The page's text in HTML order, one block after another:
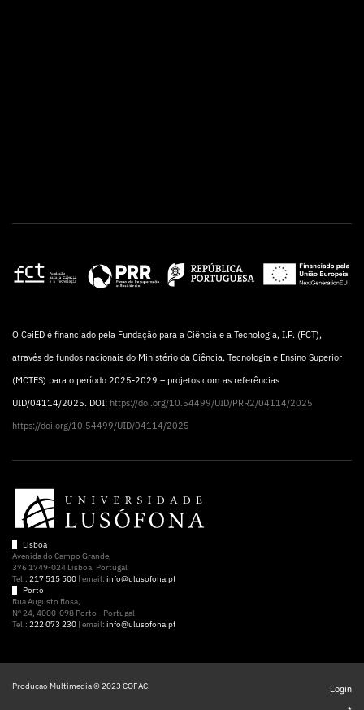
O CeiED é financiado pela Fundação para a Ciência e a Tecnologia, I.P. (FCT),
através de fundos nacionais do Ministério da Ciência, Tecnologia e Ensino Superior
(MCTES) para o período 2025-2029 – projetos com as referências
UID/04114/2025. DOI: https://doi.org/10.54499/UID/PRR2/04114/2025
https://doi.org/10.54499/UID/04114/2025
Lisboa
Avenida do Campo Grande,
376 1749-024 Lisboa, Portugal
Tel.: 217 515 500 | email: info@ulusofona.pt
Porto
Rua Augusto Rosa,
Nº 24, 4000-098 Porto - Portugal
Tel.: 222 073 230 | email: info@ulusofona.pt
Producao Multimedia © 2023 COFAC.
Login